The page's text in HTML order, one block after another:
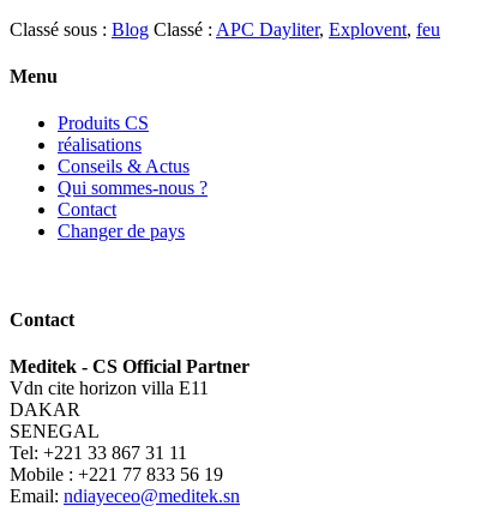
Classé sous : Blog Classé : APC Dayliter, Explovent, feu
Menu
Produits CS
réalisations
Conseils & Actus
Qui sommes-nous ?
Contact
Changer de pays
Contact
Meditek - CS Official Partner
Vdn cite horizon villa E11
DAKAR
SENEGAL
Tel: +221 33 867 31 11
Mobile : +221 77 833 56 19
Email: ndiayeceo@meditek.sn